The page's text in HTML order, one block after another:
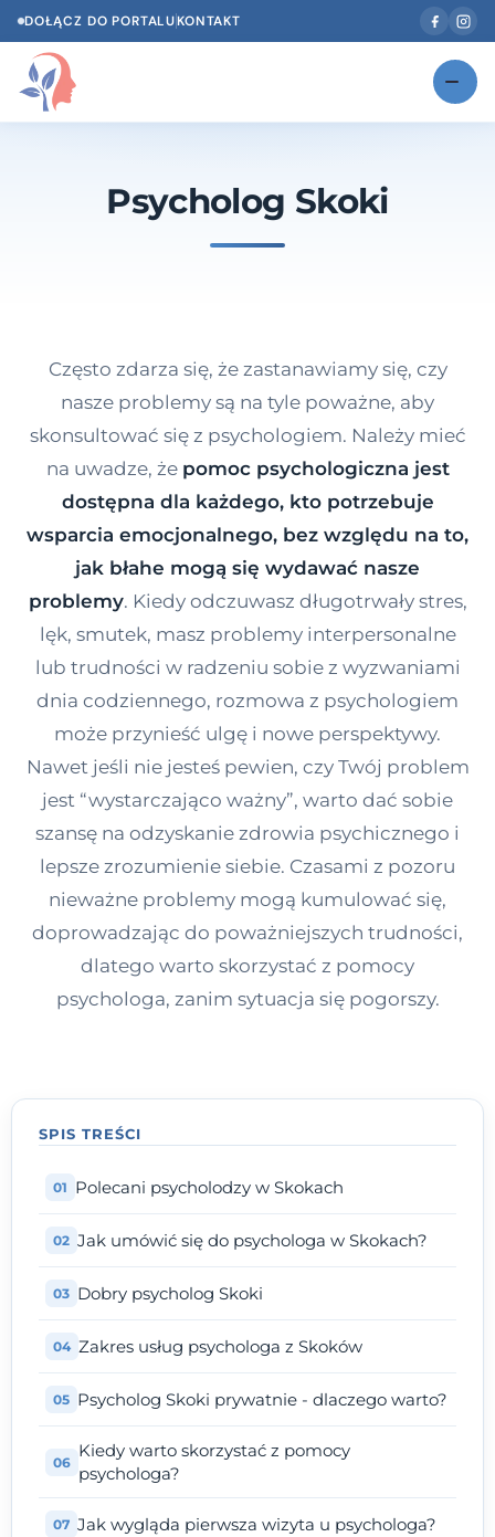
DOŁĄCZ DO PORTALUKONTAKT
NOWOŚĆ
Dawka wiedzy
Kontakt
Dołącz do portalu
Psycholog Skoki
Często zdarza się, że zastanawiamy się, czy
nasze problemy są na tyle poważne, aby
skonsultować się z psychologiem. Należy mieć
na uwadze, że pomoc psychologiczna jest
dostępna dla każdego, kto potrzebuje
wsparcia emocjonalnego, bez względu na to,
jak błahe mogą się wydawać nasze
problemy. Kiedy odczuwasz długotrwały stres,
lęk, smutek, masz problemy interpersonalne
lub trudności w radzeniu sobie z wyzwaniami
dnia codziennego, rozmowa z psychologiem
może przynieść ulgę i nowe perspektywy.
Nawet jeśli nie jesteś pewien, czy Twój problem
jest “wystarczająco ważny”, warto dać sobie
szansę na odzyskanie zdrowia psychicznego i
lepsze zrozumienie siebie. Czasami z pozoru
nieważne problemy mogą kumulować się,
doprowadzając do poważniejszych trudności,
dlatego warto skorzystać z pomocy
psychologa, zanim sytuacja się pogorszy.
SPIS TREŚCI
Polecani psycholodzy w Skokach
Jak umówić się do psychologa w Skokach?
Dobry psycholog Skoki
Zakres usług psychologa z Skoków
Psycholog Skoki prywatnie - dlaczego warto?
Kiedy warto skorzystać z pomocy
psychologa?
Jak wygląda pierwsza wizyta u psychologa?